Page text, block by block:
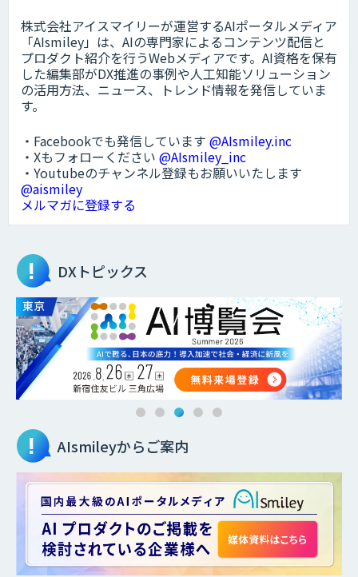
株式会社アイスマイリーが運営するAIポータルメディア
「AIsmiley」は、AIの専門家によるコンテンツ配信と
プロダクト紹介を行うWebメディアです。AI資格を保有
した編集部がDX推進の事例や人工知能ソリューション
の活用方法、ニュース、トレンド情報を発信していま
す。
・Facebookでも発信しています @AIsmiley.inc
・Xもフォローください @AIsmiley_inc
・Youtubeのチャンネル登録もお願いいたします
@aismiley
メルマガに登録する
DXトピックス
AIsmileyからご案内